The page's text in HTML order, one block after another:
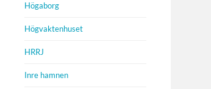
Högaborg
Högvaktenhuset
HRRJ
Inre hamnen